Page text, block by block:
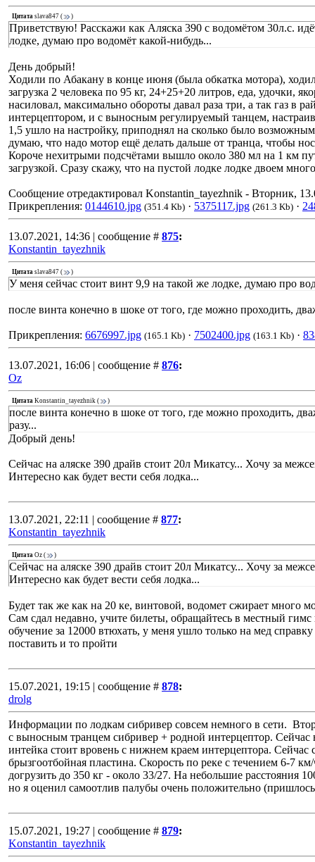
Цитата slava847 ( )
Приветствую! Расскажи как Аляска 390 с водомётом 30л.с.
лодке, думаю про водомёт какой-нибудь...
День добрый!
Ходили по Абакану в конце июня (была обкатка мотора),
загрузка 2 человека по 95 кг, 24+25+20 литров, еда, удочки,
насиловал, максимально обороты давал раза три, а так газ в
интерцептором, и с выносным регулируемый танцем,
1,5 ушло на настройку, приподнял на сколько было
думаю, что надо мотор ещё делать дальше от транца, чтобы
Короче нехитрыми подсчётами вышло около 380 мл на 1 км
загрузкой. Сразу скажу, что на пустой лодке лодке двоем
Сообщение отредактировал Konstantin_tayezhnik - Вторник,
Прикрепления: 0144610.jpg (351.4 Kb) · 5375117.jpg (261.3 Kb) ·
13.07.2021, 14:36 | сообщение # 875:
Konstantin_tayezhnik
Цитата slava847 ( )
У меня сейчас стоит винт 9,9 на такой же лодке, думаю про
после винта конечно в шоке от того, где можно проходить,
Прикрепления: 6676997.jpg (165.1 Kb) · 7502400.jpg (163.1 Kb) ·
13.07.2021, 16:06 | сообщение # 876:
Oz
Цитата Konstantin_tayezhnik ( )
после винта конечно в шоке от того, где можно проходить,
разу...
Добрый день!
Сейчас на аляске 390 драйв стоит 20л Микатсу... Хочу за
Интересно как будет вести себя лодка...
13.07.2021, 22:11 | сообщение # 877:
Konstantin_tayezhnik
Цитата Oz ( )
Сейчас на аляске 390 драйв стоит 20л Микатсу... Хочу за
Интересно как будет вести себя лодка...
Будет так же как на 20 ке, винтовой, водомет сжирает
Сам сдал недавно, учите билеты, обращайтесь в местный
обучение за 12000 втюхать, у меня ушло только на мед
поставить и то пройти
15.07.2021, 19:15 | сообщение # 878:
drolg
Информации по лодкам сибривер совсем немного в сети.
с выносным транцем сибривер + родной интерцептор.
интейка стоит вровень с нижнем краем интерцептора. Сейчас
брызгоотбойная пластина. Скорость по реке с течением 6-7
догрузить до 350 кг - около 33/27. На небольшие расстояния
но я оценил самоотлив палубы очень положительно
15.07.2021, 19:27 | сообщение # 879:
Konstantin_tayezhnik